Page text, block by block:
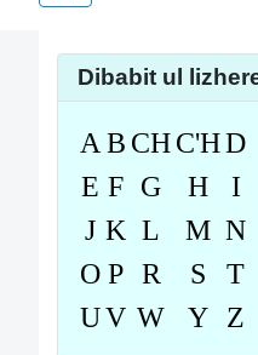
Dibabit ul
A B CHC'HD
E F G H
I
J K L M N
O P R S
T
UV W Y Z